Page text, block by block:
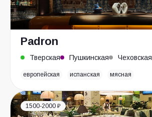
Padron
Тверская Пушкинская Чеховская
европейская испанская мясная
1500-2000 ₽